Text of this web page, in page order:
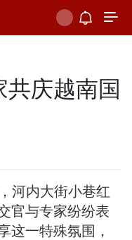
庆越南国
河内大街小巷红
官与专家纷纷表
这一特殊氛围，